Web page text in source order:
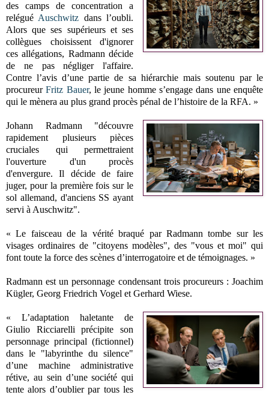
des camps de concentration a
relégué Auschwitz dans l’oubli.
Alors que ses supérieurs et ses
collègues choisissent d'ignorer
ces allégations, Radmann décide
de ne pas négliger l'affaire.
Contre l’avis d’une partie de sa hiérarchie mais soutenu par le
procureurFritz Bauer, le jeune homme s’engage dans une enquête
qui le mènera au plus grand procès pénal de l’histoire de la RFA. »
Johann Radmann "découvre
rapidement plusieurs pièces
cruciales qui permettraient
l'ouverture d'un procès
d'envergure. Il décide de faire
juger, pour la première fois sur le
sol allemand, d'anciens SS ayant
servi à Auschwitz".
« Le faisceau de la vérité braqué par Radmann tombe sur les
visages ordinaires de "citoyens modèles", des "vous et moi" qui
font toute la force des scènes d’interrogatoire et de témoignages. »
Radmann est un personnage condensant trois procureurs : Joachim
Kügler, Georg Friedrich Vogel et Gerhard Wiese.
« L’adaptation haletante de
Giulio Ricciarelli précipite son
personnage principal (fictionnel)
dans le "labyrinthe du silence"
d’une machine administrative
rétive, au sein d’une société qui
tente alors d’oublier par tous les